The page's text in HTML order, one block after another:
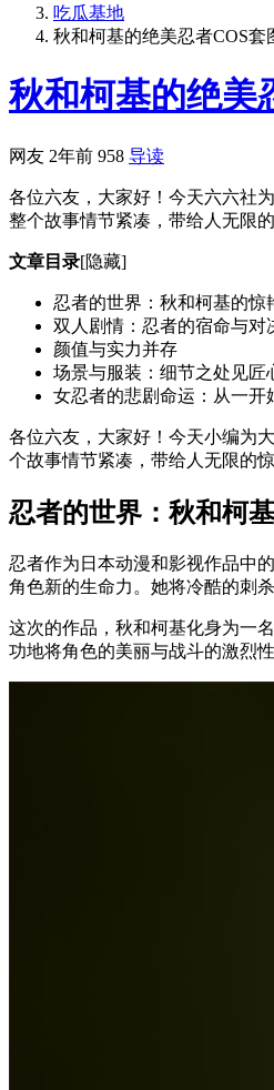
吃瓜基地
秋和柯基的绝美忍者COS
秋和柯基的绝美
网友 2年前 958 导读
各位六友，大家好！今天六六社
整个故事情节紧凑，带给人无限
文章目录[隐藏]
忍者的世界：秋和柯基的惊
双人剧情：忍者的宿命与对
颜值与实力并存
场景与服装：细节之处见匠
女忍者的悲剧命运：从一开
各位六友，大家好！今天小编为
个故事情节紧凑，带给人无限的
忍者的世界：秋和柯
忍者作为日本动漫和影视作品中
角色新的生命力。她将冷酷的刺
这次的作品，秋和柯基化身为一
功地将角色的美丽与战斗的激烈